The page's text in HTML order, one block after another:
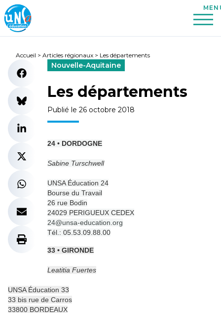
Accueil > Articles régionaux > Les départements
Nouvelle-Aquitaine
Les départements
Publié le 26 octobre 2018
24 • DORDOGNE
Sabine Turschwell
UNSA Éducation 24
Bourse du Travail
26 rue Bodin
24029 PERIGUEUX CEDEX
24@unsa-education.org
Tél.: 05.53.09.88.00
33 • GIRONDE
Leatitia Fuertes
UNSA Éducation 33
33 bis rue de Carros
33800 BORDEAUX